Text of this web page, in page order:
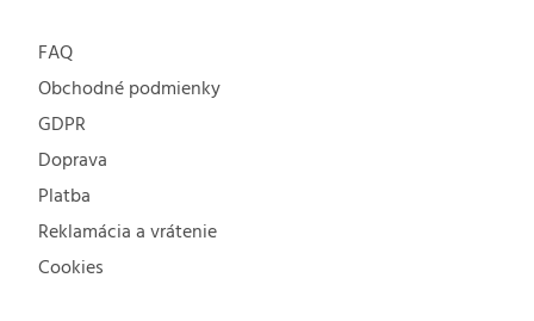
FAQ
Obchodné podmienky
GDPR
Doprava
Platba
Reklamácia a vrátenie
Cookies